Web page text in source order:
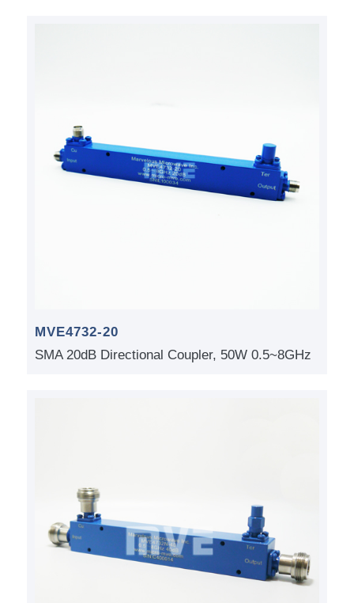
MVE4732-20
SMA 20dB Directional Coupler, 50W 0.5~8GHz